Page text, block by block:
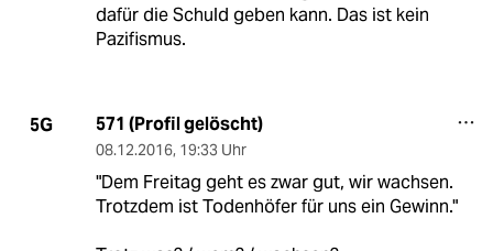
dafür die Schuld geben kann. Das ist kein
Pazifismus.
5G 571 (Profil gelöscht)
08.12.2016, 19:33 Uhr
"Dem Freitag geht es zwar gut, wir wachsen.
Trotzdem ist Todenhöfer für uns ein Gewinn."